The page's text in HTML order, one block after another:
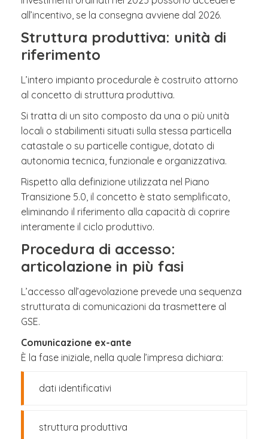
all’incentivo, se la consegna avviene dal 2026.
Struttura produttiva: unità di
riferimento
L’intero impianto procedurale è costruito attorno
al concetto di struttura produttiva.
Si tratta di un sito composto da una o più unità
locali o stabilimenti situati sulla stessa particella
catastale o su particelle contigue, dotato di
autonomia tecnica, funzionale e organizzativa.
Rispetto alla definizione utilizzata nel Piano
Transizione 5.0, il concetto è stato semplificato,
eliminando il riferimento alla capacità di coprire
interamente il ciclo produttivo.
Procedura di accesso:
articolazione in più fasi
L’accesso all’agevolazione prevede una sequenza
strutturata di comunicazioni da trasmettere al
GSE.
Comunicazione ex-ante
È la fase iniziale, nella quale l’impresa dichiara:
dati identificativi
struttura produttiva